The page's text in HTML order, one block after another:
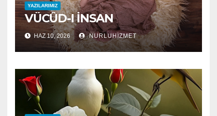
YAZILARIMIZ
VÜCÛD-I İNSAN
HAZ 10, 2026 NURLUHIZMET